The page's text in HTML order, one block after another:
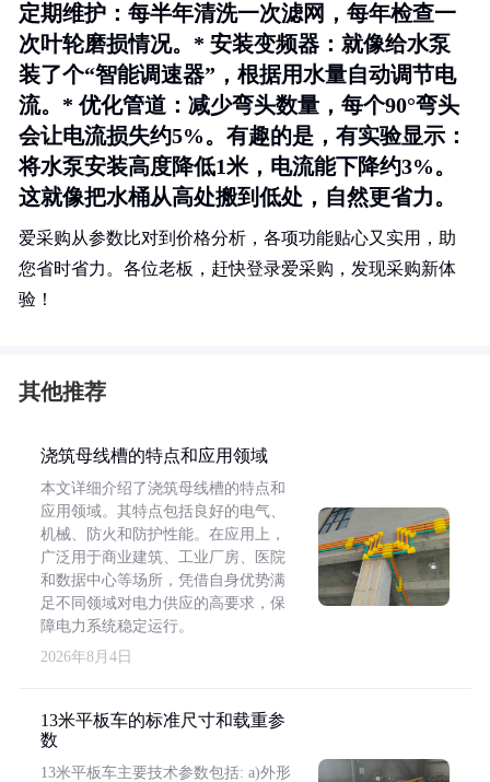
定期维护 ：每半年清洗一次滤网，每年检查一
次叶轮磨损情况。* 安装变频器 ：就像给水泵
装了个“智能调速器”，根据用水量自动调节电
流。*优化管道 ：减少弯头数量，每个90°弯头
会让电流损失约5%。有趣的是，有实验显示：
将水泵安装高度降低1米，电流能下降约3%。
这就像把水桶从高处搬到低处，自然更省力。
爱采购从参数比对到价格分析，各项功能贴心又实用，助
您省时省力。各位老板，赶快登录爱采购，发现采购新体
验！
其他推荐
浇筑母线槽的特点和应用领域
本文详细介绍了浇筑母线槽的特点和
应用领域。其特点包括良好的电气、
机械、防火和防护性能。在应用上，
广泛用于商业建筑、工业厂房、医院
和数据中心等场所，凭借自身优势满
足不同领域对电力供应的高要求，保
障电力系统稳定运行。
2026年8月4日
13米平板车的标准尺寸和载重参
数
13米平板车主要技术参数包括: a)外形